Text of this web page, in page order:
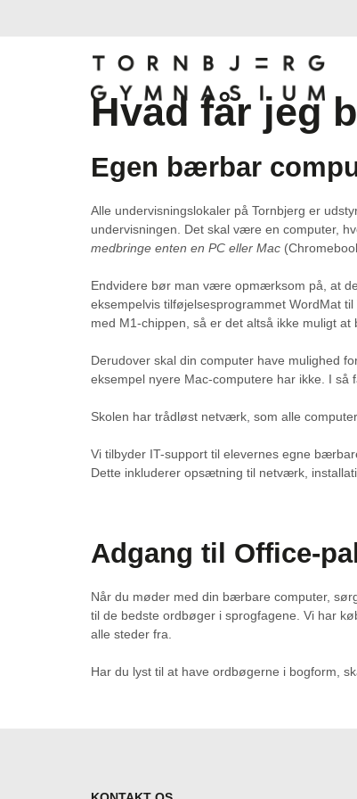
Hvad får jeg
Egen bærbar
Alle undervisningslokaler på Tornbjerg er
undervisningen. Det skal være en computer,
medbringe enten en PC eller Mac
Endvidere bør man være opmærksom på, at
eksempelvis tilføjelsesprogrammet WordMat
med M1-chippen, så er det altså ikke muligt
Derudover skal din computer have mulighed
eksempel nyere Mac-computere har ikke. I så
Skolen har trådløst netværk, som alle
Vi tilbyder IT-support til elevernes egne
Dette inkluderer opsætning til netværk,
Adgang til Office-
Når du møder med din bærbare computer,
til de bedste ordbøger i sprogfagene. Vi har
alle steder fra.
Har du lyst til at have ordbøgerne i bogform,